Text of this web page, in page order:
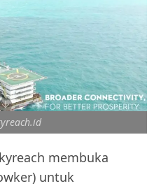
membuka
untuk